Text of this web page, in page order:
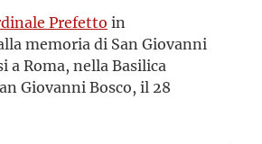
Prefetto in
memoria di San Giovanni
a Roma, nella Basilica
Giovanni Bosco, il 28